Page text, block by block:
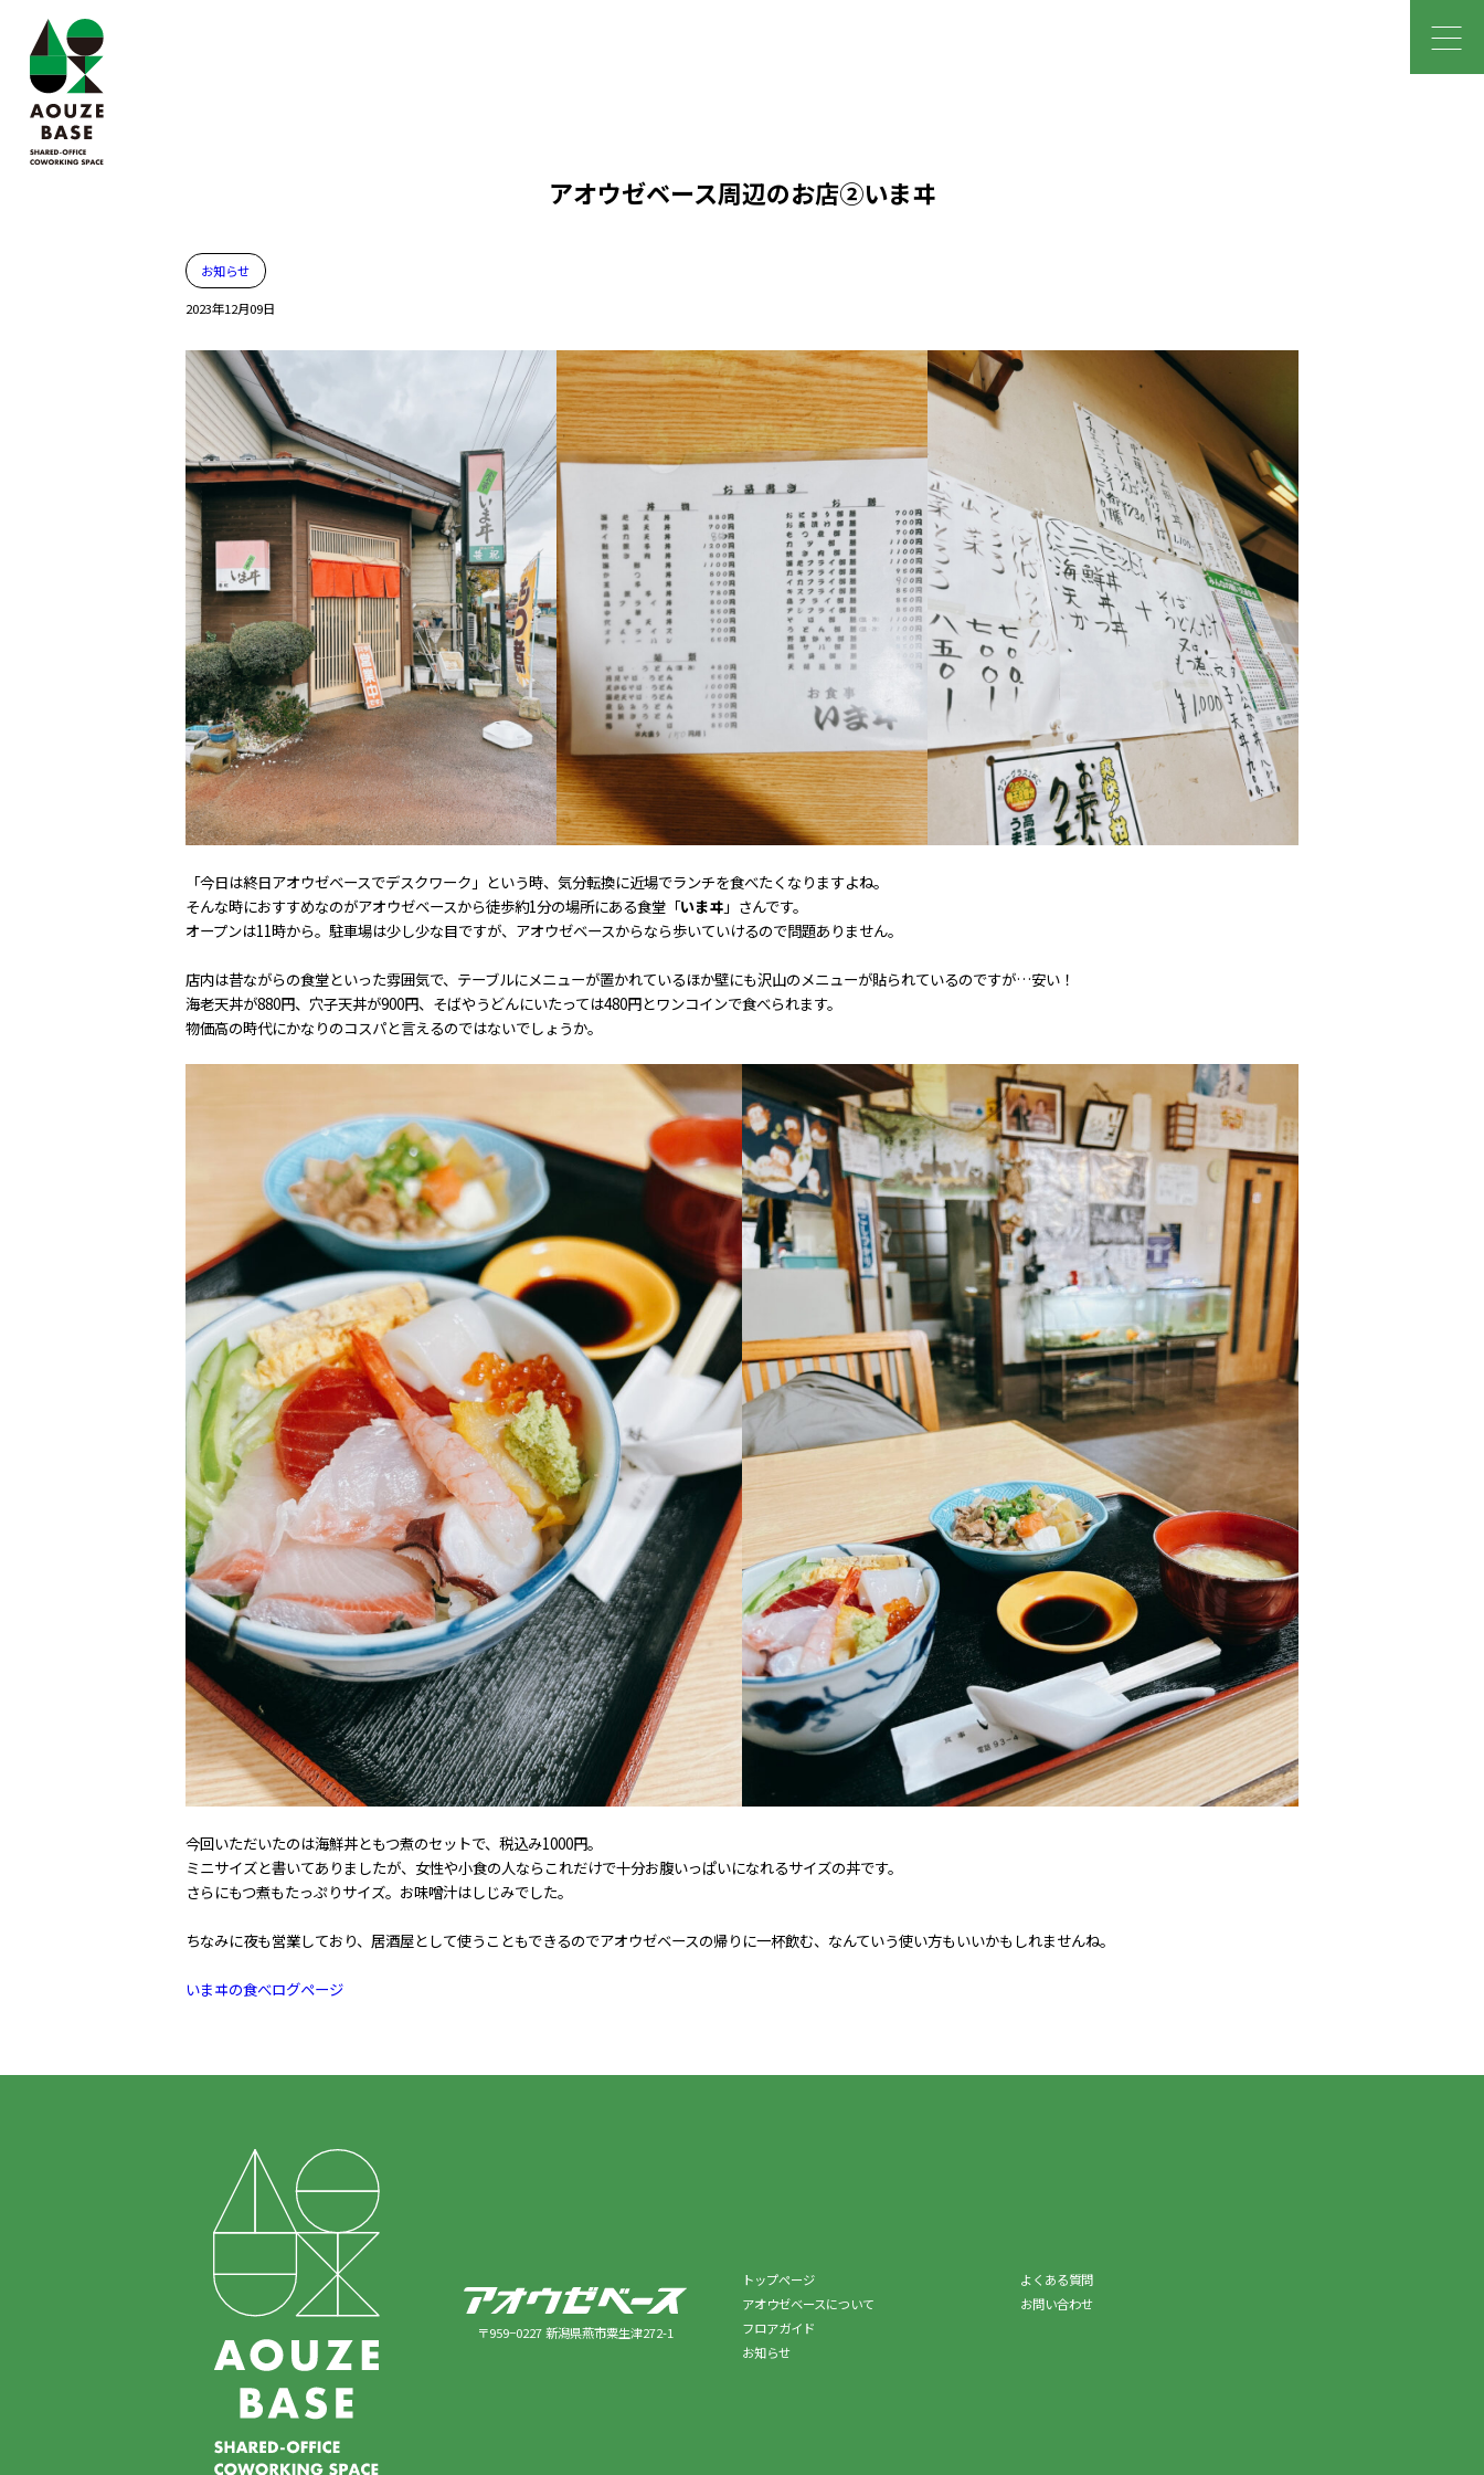
アオウゼベース周辺のお店②いまヰ
お知らせ
2023年12月09日
「今日は終日アオウゼベースでデスクワーク」という時、気分転換に近場でランチを食べたくなりますよね。
そんな時におすすめなのがアオウゼベースから徒歩約1分の場所にある食堂「いまヰ 」さんです。
オープンは11時から。駐車場は少し少な目ですが、アオウゼベースからなら歩いていけるので問題ありません。
店内は昔ながらの食堂といった雰囲気で、テーブルにメニューが置かれているほか壁にも沢山のメニューが貼られているのですが…安い！
海老天丼が880円、穴子天丼が900円、そばやうどんにいたっては480円とワンコインで食べられます。
物価高の時代にかなりのコスパと言えるのではないでしょうか。
今回いただいたのは海鮮丼ともつ煮のセットで、税込み1000円。
ミニサイズと書いてありましたが、女性や小食の人ならこれだけで十分お腹いっぱいになれるサイズの丼です。
さらにもつ煮もたっぷりサイズ。お味噌汁はしじみでした。
ちなみに夜も営業しており、居酒屋として使うこともできるのでアオウゼベースの帰りに一杯飲む、なんていう使い方もいいかもしれませんね。
いまヰの食べログページ
〒959−0227新潟県燕市粟生津272-1
トップページ
アオウゼベースについて
フロアガイド
お知らせ
よくある質問
お問い合わせ